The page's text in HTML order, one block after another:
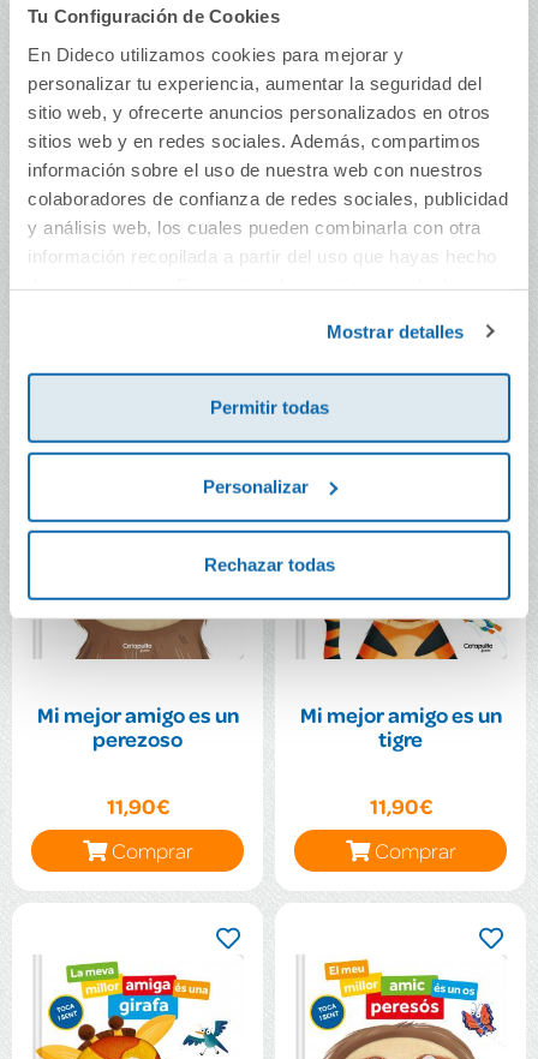
Tu Configuración de Cookies
En Dideco utilizamos cookies para mejorar y
personalizar tu experiencia, aumentar la seguridad del
sitio web, y ofrecerte anuncios personalizados en otros
sitios web y en redes sociales. Además, compartimos
información sobre el uso de nuestra web con nuestros
colaboradores de confianza de redes sociales, publicidad
y análisis web, los cuales pueden combinarla con otra
información recopilada a partir del uso que hayas hecho
Mostrar detalles
Permitir todas
Personalizar
Rechazar todas
¡Adiós, pañal! Un
cuento de Lucía, mi
pediatra
11,95€
Mi mejor amiga es
una jirafa
11,90€
Comprar
Mi mejor amigo es un
perezoso
11,90€
Comprar
Mi mejor amigo es un
tigre
11,90€
Comprar